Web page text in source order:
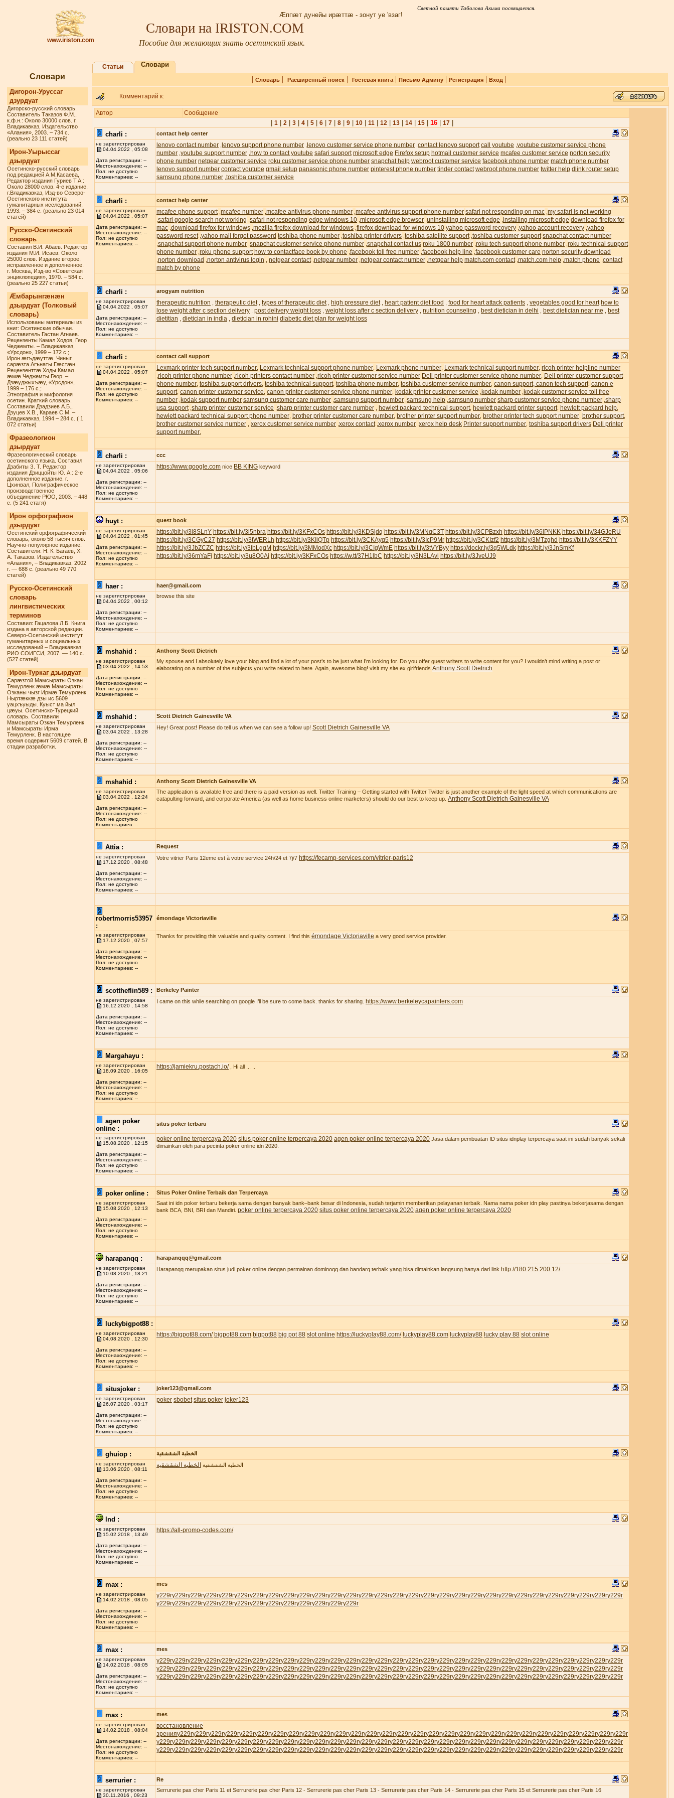
www.iriston.com
Светлой памяти Таболова Акима посвящается.
Æппæт дунейы ирæттæ - зонут уе 'взаг!
Словари на IRISTON.COM
Пособие для желающих знать осетинский язык.
Словари
Дигорон-Уруссаг
дзурдуат
Дигорско-русский словарь.
Составитель Таказов Ф.М.,
к.ф.н.: Около 30000 слов. г.
Владикавказ, Издательство
«Алания», 2003. – 734 с.
(реально 23 111 статей)
Ирон-Уырыссаг
дзырдуат
Осетинско-русский словарь
под редакцией А.М.Касаева,
Редактор издания Гуриев Т.А.:
Около 28000 слов. 4-е издание.
г.Владикавказ, Изд-во Северо-
Осетинского института
гуманитарных исследований,
1993. – 384 с. (реально 23 014
статей)
Русско-Осетинский
словарь
Составил В.И. Абаев. Редактор
издания М.И. Исаев: Около
25000 слов. Издание второе,
исправленное и дополненное.
г. Москва, Изд-во «Советская
энциклопедия», 1970. – 584 с.
(реально 25 227 статьи)
Æмбарынгæнæн
дзырдуат (Толковый
словарь)
Использованы материалы из
книг: Осетинские обычаи.
Составитель Гастан Агнаев.
Рецензенты Камал Ходов, Геор
Чеджемты. – Владикавказ,
«Урсдон», 1999 – 172 с.;
Ирон æгъдæуттæ. Чиныг
сарæзта Агънаты Гæстæн.
Рецензенттæ Ходы Камал
æмæ Чеджемты Геор. –
Дзæуджыхъæу, «Урсдон»,
1999 – 176 с.;
Этнография и мифология
осетин. Краткий словарь.
Составили Дзадзиев А.Б.,
Дзуцев Х.В., Караев С.М. –
Владикавказ, 1994 – 284 с. ( 1
072 статьи)
Фразеологион
дзырдуат
Фразеологический словарь
осетинского языка. Составил
Дзабиты З. Т. Редактор
издания Дзиццойты Ю. А.: 2-е
дополненное издание. г.
Цхинвал, Полиграфическое
производственное
объединение РЮО, 2003. – 448
с. (5 241 статя)
Ирон орфографион
дзырдуат
Осетинский орфографический
словарь, около 58 тысяч слов.
Научно-популярное издание.
Составители: Н. К. Багаев, Х.
А. Таказов. Издательство
«Алания», – Владикавказ, 2002
г. — 688 с. (реально 49 770
статей)
Русско-Осетинский
словарь
лингвистических
терминов
Составил: Гацалова Л.Б. Книга
издана в авторской редакции.
Северо-Осетинский институт
гуманитарных и социальных
исследований – Владикавказ:
РИО СОИГСИ, 2007. — 140 с.
(527 статей)
Ирон-Туркаг дзырдуат
Сарæзтой Мамсыраты Озкан
Темурленк æмæ Мамсыраты
Озканы чызг Ирмæ Темурленк.
Ныртæккæ дзы ис 5609
уацхъуыды. Куыст ма йыл
цæуы. Осетинско-Турецкий
словарь. Составили
Мамсыраты Озкан Темурленк
и Мамсыраты Ирма
Темурленк. В настоящее
время содержит 5609 статей. В
стадии разработки.
Статьи Словари
| Словарь| Расширенный поиск| Гостевая книга| Письмо Админу| Регистрация| Вход |
Комментарий к:
Автор Сообщение
1| 2| 3| 4| 5| 6| 7| 8| 9| 10| 11| 12| 13| 14| 15| 16| 17|
charli :
contact help center
не зарегистрирован
04.04.2022 , 05:08
Дата регистрации: --
Местонахождение: --
Пол: не доступно
Комментариев: --
lenovo contact number lenovo support phone number lenovo customer service phone number contact lenovo support call youtube youtube customer service phone
number youtube support number how to contact youtube safari support microsoft edge Firefox setup hotmail customer service mcafee customer service norton security
phone number netgear customer service roku customer service phone number snapchat help webroot customer service facebook phone number match phone number
lenovo support number contact youtube gmail setup panasonic phone number pinterest phone number tinder contact webroot phone number twitter help dlink router setup
samsung phone number toshiba customer service
charli : contact help center
не зарегистрирован
04.04.2022 , 05:07
Дата регистрации: --
Местонахождение: --
Пол: не доступно
Комментариев: --
mcafee phone support mcafee number mcafee antivirus phone number mcafee antivirus support phone number safari not responding on mac my safari is not working
safari google search not working safari not responding edge windows 10 microsoft edge browser uninstalling microsoft edge installing microsoft edge download firefox for
mac download firefox for windows mozilla firefox download for windows firefox download for windows 10 yahoo password recovery yahoo account recovery yahoo
password reset yahoo mail forgot password toshiba phone number toshiba printer drivers toshiba satellite support toshiba customer support snapchat contact number
snapchat support phone number snapchat customer service phone number snapchat contact us roku 1800 number roku tech support phone number roku technical support
phone number roku phone support how to contactface book by phone facebook toll free number facebook help line facebook customer care norton security download
norton download norton antivirus login netgear contact netgear number netgear contact number netgear help match.com contact match.com help match phone contact
match by phone
charli : arogyam nutrition
не зарегистрирован
04.04.2022 , 05:07
Дата регистрации: --
Местонахождение: --
Пол: не доступно
Комментариев: --
therapeutic nutrition therapeutic diet, types of therapeutic diet, high pressure diet, heart patient diet food food for heart attack patients vegetables good for heart how to
lose weight after c section delivery
post delivery weight loss weight loss after c section delivery nutrition counseling best dietician in delhi best dietician near me
best
dietitian
dietician in india dietician in rohini diabetic diet plan for weight loss
charli : contact call support
не зарегистрирован
04.04.2022 , 05:07
Дата регистрации: --
Местонахождение: --
Пол: не доступно
Комментариев: --
Lexmark printer tech support number Lexmark technical support phone number Lexmark phone number Lexmark technical support number ricoh printer helpline number
ricoh printer phone number ricoh printers contact number ricoh printer customer service number Dell printer customer service phone number Dell printer customer support
phone number toshiba support drivers toshiba technical support toshiba phone number toshiba customer service number canon support, canon tech support canon e
support canon printer customer service canon printer customer service phone number kodak printer customer service kodak number kodak customer service toll free
number kodak support number samsung customer care number samsung support number samsung help samsung number sharp customer service phone number sharp
usa support sharp printer customer service sharp printer customer care number hewlett packard technical support hewlett packard printer support hewlett packard help
hewlett packard technical support phone number brother printer customer care number brother printer support number brother printer tech support number brother support
brother customer service number xerox customer service number xerox contact xerox number xerox help desk Printer support number toshiba support drivers Dell printer
support number
charli : ccc
не зарегистрирован
04.04.2022 , 05:06
Дата регистрации: --
Местонахождение: --
Пол: не доступно
Комментариев: --
https://www.google.com nice BB KING keyword
huyt : guest book
не зарегистрирован
04.04.2022 , 01:45
Дата регистрации: --
Местонахождение: --
Пол: не доступно
Комментариев: --
https://bit.ly/3i8SLnY https://bit.ly/3i5nbra https://bit.ly/3KFxCOs https://bit.ly/3KDSjdq https://bit.ly/3MNqC3T https://bit.ly/3CPBzxh https://bit.ly/36iPNKK https://bit.ly/34GJeRU
https://bit.ly/3CGyC27 https://bit.ly/3tWERLh https://bit.ly/3KIlQTp https://bit.ly/3CKAyq5 https://bit.ly/3IcP9Mr https://bit.ly/3CKIzf2 https://bit.ly/3MTzghd https://bit.ly/3KKFZYY
https://bit.ly/3JbZCZC https://bit.ly/3IbLgqM https://bit.ly/3MModXc https://bit.ly/3CIgWmE https://bit.ly/3tVYByy https://dockr.ly/3q5WLdk https://bit.ly/3JnSmKf
https://bit.ly/36mYaFj https://bit.ly/3u8O0Ai https://bit.ly/3KFxCOs https://w.tt/37H1lbC https://bit.ly/3N3LAvl https://bit.ly/3JveUJ9
haer : haer@gmail.com
не зарегистрирован
04.04.2022 , 00:12
Дата регистрации: --
Местонахождение: --
Пол: не доступно
Комментариев: --
browse this site
mshahid : Anthony Scott Dietrich
не зарегистрирован
03.04.2022 , 14:53
Дата регистрации: --
Местонахождение: --
Пол: не доступно
Комментариев: --
My spouse and I absolutely love your blog and find a lot of your post’s to be just what I’m looking for. Do you offer guest writers to write content for you? I wouldn’t mind writing a post or
elaborating on a number of the subjects you write related to here. Again, awesome blog! visit my site ex girlfriends Anthony Scott Dietrich
mshahid : Scott Dietrich Gainesville VA
не зарегистрирован
03.04.2022 , 13:28
Дата регистрации: --
Местонахождение: --
Пол: не доступно
Комментариев: --
Hey! Great post! Please do tell us when we can see a follow up! Scott Dietrich Gainesville VA
mshahid : Anthony Scott Dietrich Gainesville VA
не зарегистрирован
03.04.2022 , 12:24
Дата регистрации: --
Местонахождение: --
Пол: не доступно
Комментариев: --
The application is available free and there is a paid version as well. Twitter Training – Getting started with Twitter Twitter is just another example of the light speed at which communications are
catapulting forward, and corporate America (as well as home business online marketers) should do our best to keep up. Anthony Scott Dietrich Gainesville VA
Attia : Request
не зарегистрирован
17.12.2020 , 08:48
Дата регистрации: --
Местонахождение: --
Пол: не доступно
Комментариев: --
Votre vitrier Paris 12eme est à votre service 24h/24 et 7j/7 https://fecamp-services.com/vitrier-paris12
robertmorris53957
:
émondage Victoriaville
не зарегистрирован
17.12.2020 , 07:57
Дата регистрации: --
Местонахождение: --
Пол: не доступно
Комментариев: --
Thanks for providing this valuable and quality content. I find this émondage Victoriaville a very good service provider.
scottheflin589 : Berkeley Painter
не зарегистрирован
16.12.2020 , 14:58
Дата регистрации: --
Местонахождение: --
Пол: не доступно
Комментариев: --
I came on this while searching on google I’ll be sure to come back. thanks for sharing. https://www.berkeleycapainters.com
Margahayu :
не зарегистрирован
18.09.2020 , 16:05
Дата регистрации: --
Местонахождение: --
Пол: не доступно
Комментариев: --
https://jamiekru.postach.io/, Hi all ... ..
agen poker
online :
situs poker terbaru
не зарегистрирован
15.08.2020 , 12:15
Дата регистрации: --
Местонахождение: --
Пол: не доступно
Комментариев: --
poker online terpercaya 2020 situs poker online terpercaya 2020 agen poker online terpercaya 2020 Jasa dalam pembuatan ID situs idnplay terpercaya saat ini sudah banyak sekali
dimainkan oleh para pecinta poker online idn 2020.
poker online : Situs Poker Online Terbaik dan Terpercaya
не зарегистрирован
15.08.2020 , 12:13
Дата регистрации: --
Местонахождение: --
Пол: не доступно
Комментариев: --
Saat ini idn poker terbaru bekerja sama dengan banyak bank–bank besar di Indonesia, sudah terjamin memberikan pelayanan terbaik. Nama nama poker idn play pastinya bekerjasama dengan
bank BCA, BNI, BRI dan Mandiri. poker online terpercaya 2020 situs poker online terpercaya 2020 agen poker online terpercaya 2020
harapanqq : harapanqqq@gmail.com
не зарегистрирован
10.08.2020 , 18:21
Дата регистрации: --
Местонахождение: --
Пол: не доступно
Комментариев: --
Harapanqq merupakan situs judi poker online dengan permainan dominoqq dan bandarq terbaik yang bisa dimainkan langsung hanya dari link http://180.215.200.12/.
luckybigpot88 :
не зарегистрирован
04.08.2020 , 12:30
Дата регистрации: --
Местонахождение: --
Пол: не доступно
Комментариев: --
https://bigpot88.com/ bigpot88.com bigpot88 big pot 88 slot online https://luckyplay88.com/ luckyplay88.com luckyplay88 lucky play 88 slot online
situsjoker : joker123@gmail.com
не зарегистрирован
26.07.2020 , 03:17
Дата регистрации: --
Местонахождение: --
Пол: не доступно
Комментариев: --
poker sbobet situs poker joker123
ghuiop : الخطبة الشقشقية
не зарегистрирован
13.06.2020 , 08:11
Дата регистрации: --
Местонахождение: --
Пол: не доступно
Комментариев: --
الخطبة الشقشقية الخطبة الشقشقية
lnd :
не зарегистрирован
15.02.2018 , 13:49
Дата регистрации: --
Местонахождение: --
Пол: не доступно
Комментариев: --
https://all-promo-codes.com/
max : mes
не зарегистрирован
14.02.2018 , 08:05
Дата регистрации: --
Местонахождение: --
Пол: не доступно
Комментариев: --
у229rу229rу229rу229rу229rу229rу229rу229rу229rу229rу229rу229rу229rу229rу229rу229rу229rу229rу229rу229rу229rу229rу229rу229rу229rу229rу229rу229rу229rу229r
у229rу229rу229rу229rу229rу229rу229rу229rу229rу229rу229rу229rу229r
max : mes
не зарегистрирован
14.02.2018 , 08:05
Дата регистрации: --
Местонахождение: --
Пол: не доступно
Комментариев: --
у229rу229rу229rу229rу229rу229rу229rу229rу229rу229rу229rу229rу229rу229rу229rу229rу229rу229rу229rу229rу229rу229rу229rу229rу229rу229rу229rу229rу229rу229r
у229rу229rу229rу229rу229rу229rу229rу229rу229rу229rу229rу229rу229rу229rу229rу229rу229rу229rу229rу229rу229rу229rу229rу229rу229rу229rу229rу229rу229rу229r
у229rу229rу229rу229rу229rу229rу229rу229rу229rу229rу229rу229rу229rу229rу229rу229rу229rу229rу229rу229rу229rу229rу229rу229rу229rу229rу229rу229rу229rу229r
max : mes
не зарегистрирован
14.02.2018 , 08:04
Дата регистрации: --
Местонахождение: --
Пол: не доступно
Комментариев: --
восстановление
зренияу229rу229rу229rу229rу229rу229rу229rу229rу229rу229rу229rу229rу229rу229rу229rу229rу229rу229rу229rу229rу229rу229rу229rу229rу229rу229rу229rу229rу229r
у229rу229rу229rу229rу229rу229rу229rу229rу229rу229rу229rу229rу229rу229rу229rу229rу229rу229rу229rу229rу229rу229rу229rу229rу229rу229rу229rу229rу229rу229r
у229rу229rу229rу229rу229rу229rу229rу229rу229rу229rу229rу229rу229rу229rу229rу229rу229rу229rу229rу229rу229rу229rу229rу229rу229rу229rу229rу229rу229rу229r
serrurier : Re
не зарегистрирован
30.11.2016 , 09:23
Serrurerie pas cher Paris 11 et Serrurerie pas cher Paris 12 - Serrurerie pas cher Paris 13 - Serrurerie pas cher Paris 14 - Serrurerie pas cher Paris 15 et Serrurerie pas cher Paris 16